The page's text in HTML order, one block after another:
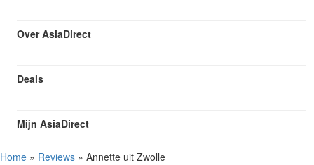
Over AsiaDirect
Deals
Mijn AsiaDirect
Home » Reviews » Annette uit Zwolle